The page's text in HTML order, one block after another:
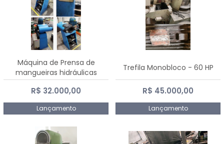
Máquina de Prensa de
mangueiras hidráulicas
PE50TF - 2017
R$ 32.000,00
Lançamento
Trefila Monobloco - 60 HP
R$ 45.000,00
Lançamento